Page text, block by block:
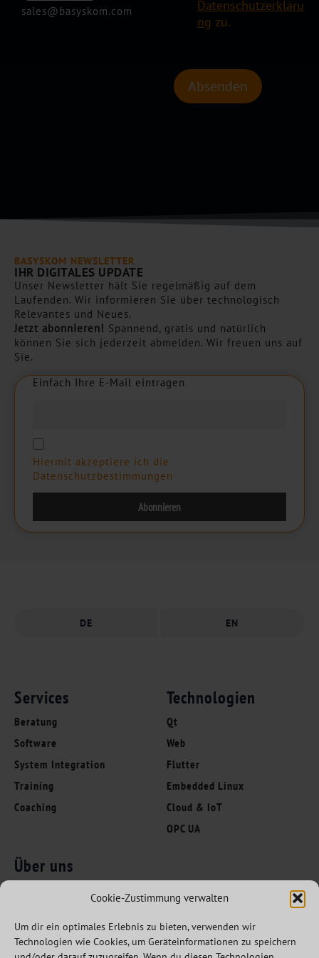
Cookie-Zustimmung verwalten
Um dir ein optimales Erlebnis zu bieten, verwenden wir
Technologien wie Cookies, um Geräteinformationen zu speichern
sales@basyskom.com
h
t
s
C
x
e
Datenschutzerkläru
ng zu.
Absenden
BASYSKOM NEWSLETTER
IHR DIGITALES UPDATE
Unser Newsletter hält Sie regelmäßig auf dem
Laufenden. Wir informieren Sie über technologisch
Relevantes und Neues.
Jetzt abonnieren! Spannend, gratis und natürlich
können Sie sich jederzeit abmelden. Wir freuen uns auf
Sie.
Einfach Ihre E-Mail eintragen
Einfach Ihre E-Mail eintragen
Hiermit akzeptiere ich die
Datenschutzbestimmungen
DE EN
Services
Beratung
Software
System Integration
Training
Coaching
Technologien
Qt
Web
Flutter
Embedded Linux
Cloud & IoT
OPC UA
Über uns
Branchen
Referenzen
Folgen Sie uns